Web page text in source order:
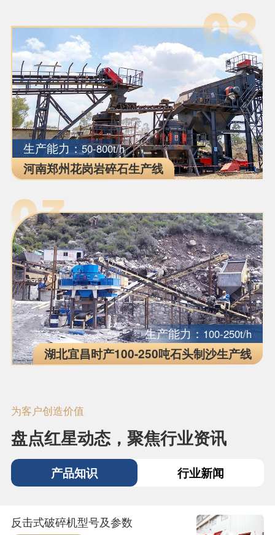
生产能力：50-800t/h
河南郑州花岗岩碎石生产线
生产能力： 100-250t/h
湖北宜昌时产100-250吨石头制沙生产线
为客户创造价值
盘点红星动态，聚焦行业资讯
产品知识 行业新闻
反击式破碎机型号及参数